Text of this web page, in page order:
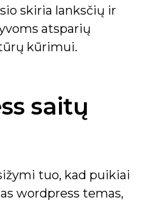
skiria lanksčių ir
atsparių
kūrimui.
saitų
tuo, kad puikiai
wordpress temas,